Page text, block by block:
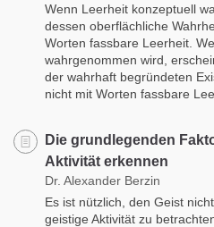
Wenn Leerheit konzeptuell
dessen oberflächliche
Worten fassbare Leerheit.
wahrgenommen wird,
der wahrhaft begründeten
nicht mit Worten fassbare
Die grundlegenden
Aktivität erkennen
Dr. Alexander Berzin
Es ist nützlich, den Geist
geistige Aktivität zu